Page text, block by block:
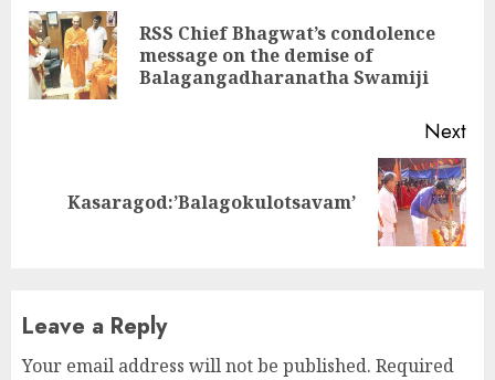
ReadingRSS Chief Bhagwat’s condolence
message on the demise of
Balagangadharanatha Swamiji
Next
NextKasaragod:’Balagokulotsavam’
Leave a Reply
Your email address will not be published. Required